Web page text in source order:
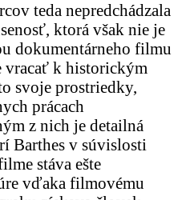
teda nepredchádzala
ktorá však nie je
dokumentárneho filmu
vracať k historickým
svoje prostriedky,
prácach
z nich je detailná
Barthes v súvislosti
stáva ešte
vďaka filmovému